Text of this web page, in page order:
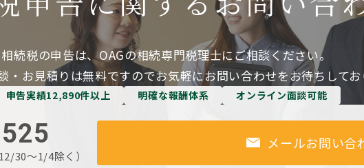
相続税の申告は、OAGの相続専門税理士にご相談ください。
・お見積りは無料ですのでお気軽にお問い合わせをお待ちしてお
申告実績12,890件以上 明確な報酬体系 オンライン面談可能
30～1/4除く）
メールお問い合